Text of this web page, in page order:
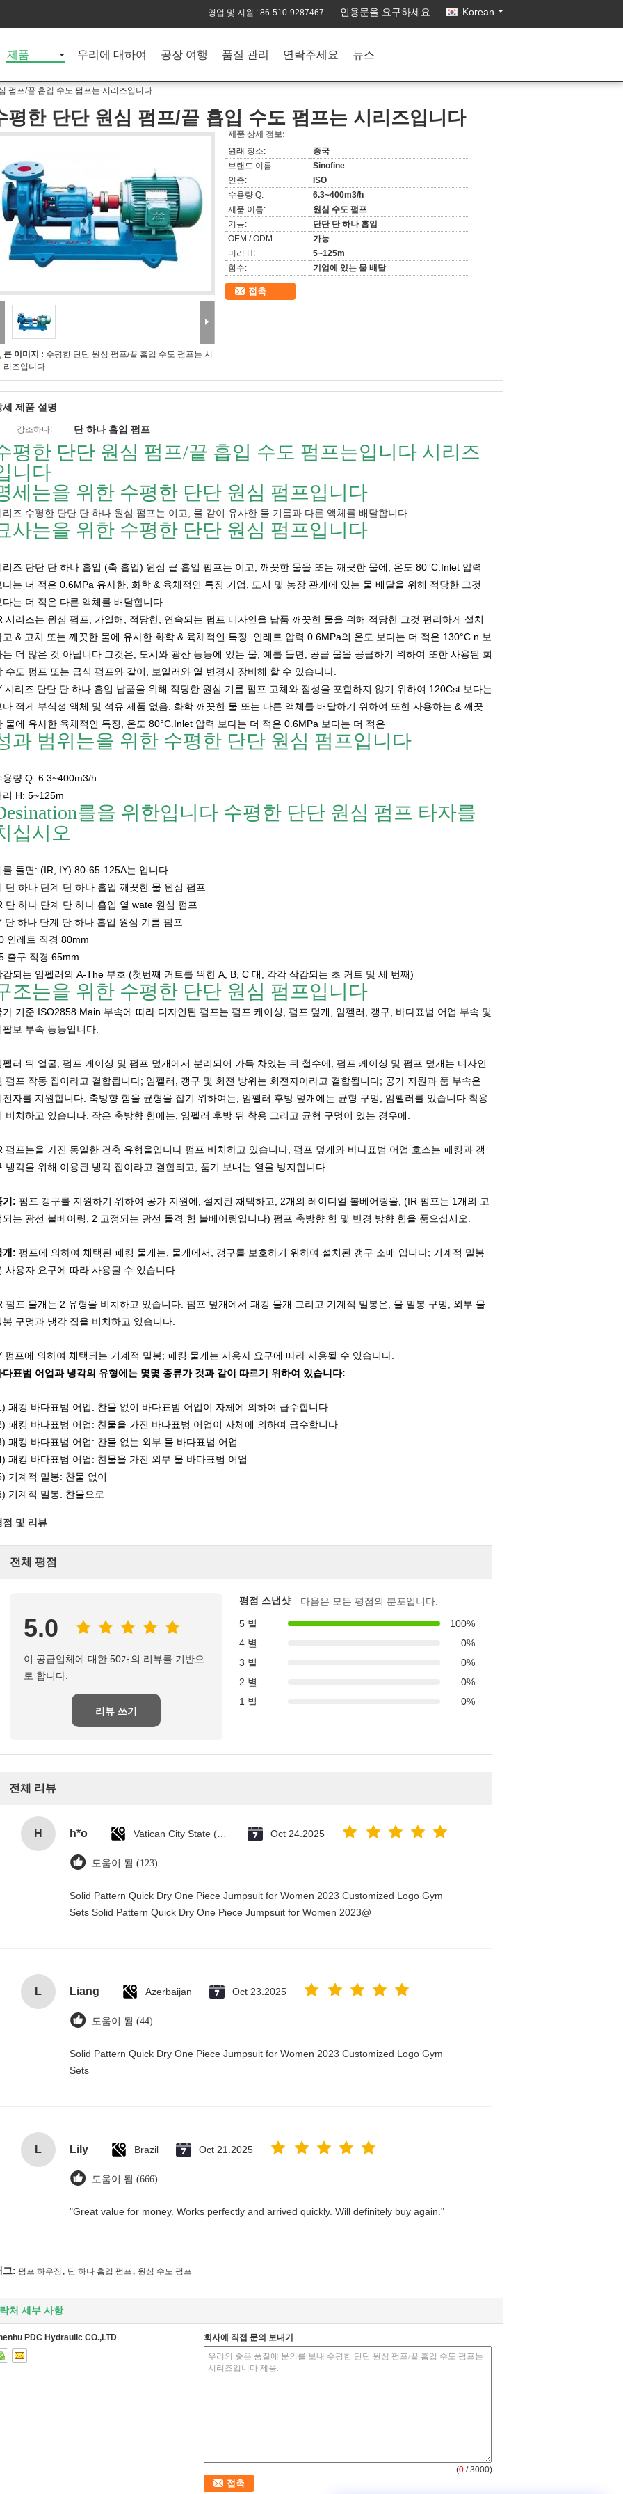
영업 및 지원 : 86-510-9287467 인용문을 요구하세요 Korean
제품 우리에 대하여 공장 여행 품질 관리 연락주세요 뉴스
펌프/끝 흡입 수도 펌프는 시리즈입니다
평한 단단 원심 펌프/끝 흡입 수도 펌프는 시리즈입니다
큰 이미지 : 수평한 단단 원심 펌프/끝 흡입 수도 펌프는 시
리즈입니다
제품 상세 정보:
원래 장소:
중국
브랜드 이름:
Sinofine
인증:
ISO
수용량 Q:
6.3~400m3/h
제품 이름:
원심 수도 펌프
기능:
단단 단 하나 흡입
OEM / ODM:
가능
머리 H:
5~125m
함수:
기업에 있는 물 배달
접촉
세 제품 설명
강조하다: 단 하나 흡입 펌프
평한 단단 원심 펌프/끝 흡입 수도 펌프는입니다 시리즈
니다
세는을 위한 수평한 단단 원심 펌프입니다
리즈 수평한 단단 단 하나 원심 펌프는 이고, 물 같이 유사한 물 기름과 다른 액체를 배달합니다.
사는을 위한 수평한 단단 원심 펌프입니다
리즈 단단 단 하나 흡입 (축 흡입) 원심 끝 흡입 펌프는 이고, 깨끗한 물을 또는 깨끗한 물에, 온도 80°C.Inlet 압력
다는 더 적은 0.6MPa 유사한, 화학 & 육체적인 특징 기업, 도시 및 농장 관개에 있는 물 배달을 위해 적당한 그것
다는 더 적은 다른 액체를 배달합니다.
시리즈는 원심 펌프, 가열해, 적당한, 연속되는 펌프 디자인을 납품 깨끗한 물을 위해 적당한 그것 편리하게 설치
고 & 고치 또는 깨끗한 물에 유사한 화학 & 육체적인 특징. 인레트 압력 0.6MPa의 온도 보다는 더 적은 130°C.n 보
는 더 많은 것 아닙니다 그것은, 도시와 광산 등등에 있는 물, 예를 들면, 공급 물을 공급하기 위하여 또한 사용된 회
수도 펌프 또는 급식 펌프와 같이, 보일러와 열 변경자 장비해 할 수 있습니다.
시리즈 단단 단 하나 흡입 납품을 위해 적당한 원심 기름 펌프 고체와 점성을 포함하지 않기 위하여 120Cst 보다는
다 적게 부식성 액체 및 석유 제품 없음. 화학 깨끗한 물 또는 다른 액체를 배달하기 위하여 또한 사용하는 & 깨끗
물에 유사한 육체적인 특징, 온도 80°C.Inlet 압력 보다는 더 적은 0.6MPa 보다는 더 적은
과 범위는을 위한 수평한 단단 원심 펌프입니다
용량 Q: 6.3~400m3/h
리 H: 5~125m
를을 위한입니다 수평한 단단 원심 펌프 타자를
십시오
를 들면: (IR, IY) 80-65-125A는 입니다
단 하나 단계 단 하나 흡입 깨끗한 물 원심 펌프
단 하나 단계 단 하나 흡입 열 wate 원심 펌프
단 하나 단계 단 하나 흡입 원심 기름 펌프
인레트 직경 80mm
출구 직경 65mm
감되는 임펠러의 A-The 부호 (첫번째 커트를 위한 A, B, C 대, 각각 삭감되는 초 커트 및 세 번째)
조는을 위한 수평한 단단 원심 펌프입니다
가 기준 ISO2858.Main 부속에 따라 디자인된 펌프는 펌프 케이싱, 펌프 덮개, 임펠러, 갱구, 바다표범 어업 부속 및
팔보 부속 등등입니다.
펠러 뒤 얼굴, 펌프 케이싱 및 펌프 덮개에서 분리되어 가득 차있는 뒤 철수에, 펌프 케이싱 및 펌프 덮개는 디자인
펌프 작동 집이라고 결합됩니다; 임펠러, 갱구 및 회전 방위는 회전자이라고 결합됩니다; 공가 지원과 품 부속은
전자를 지원합니다. 축방향 힘을 균형을 잡기 위하여는, 임펠러 후방 덮개에는 균형 구멍, 임펠러를 있습니다 착용
비치하고 있습니다. 작은 축방향 힘에는, 임펠러 후방 뒤 착용 그리고 균형 구멍이 있는 경우에.
펌프는을 가진 동일한 건축 유형을입니다 펌프 비치하고 있습니다, 펌프 덮개와 바다표범 어업 호스는 패킹과 갱
냉각을 위해 이용된 냉각 집이라고 결합되고, 품기 보내는 열을 방지합니다.
기: 펌프 갱구를 지원하기 위하여 공가 지원에, 설치된 채택하고, 2개의 레이디얼 볼베어링을, (IR 펌프는 1개의 고
되는 광선 볼베어링, 2 고정되는 광선 돌격 힘 볼베어링입니다) 펌프 축방향 힘 및 반경 방향 힘을 품으십시오.
개: 펌프에 의하여 채택된 패킹 물개는, 물개에서, 갱구를 보호하기 위하여 설치된 갱구 소매 입니다; 기계적 밀봉
사용자 요구에 따라 사용될 수 있습니다.
펌프 물개는 2 유형을 비치하고 있습니다: 펌프 덮개에서 패킹 물개 그리고 기계적 밀봉은, 물 밀봉 구멍, 외부 물
봉 구멍과 냉각 집을 비치하고 있습니다.
펌프에 의하여 채택되는 기계적 밀봉; 패킹 물개는 사용자 요구에 따라 사용될 수 있습니다.
다표범 어업과 냉각의 유형에는 몇몇 종류가 것과 같이 따르기 위하여 있습니다:
패킹 바다표범 어업: 찬물 없이 바다표범 어업이 자체에 의하여 급수합니다
패킹 바다표범 어업: 찬물을 가진 바다표범 어업이 자체에 의하여 급수합니다
패킹 바다표범 어업: 찬물 없는 외부 물 바다표범 어업
패킹 바다표범 어업: 찬물을 가진 외부 물 바다표범 어업
기계적 밀봉: 찬물 없이
기계적 밀봉: 찬물으로
점 및 리뷰
전체 평점
5.0
이 공급업체에 대한 50개의 리뷰를 기반으
로 합니다.
리뷰 쓰기
평점 스냅샷
다음은 모든 평점의 분포입니다.
5 별
100%
4 별
0%
3 별
0%
2 별
0%
1 별
0%
전체 리뷰
H h*o Oct 24.2025
도움이 됨 (123)
Solid Pattern Quick Dry One Piece Jumpsuit for Women 2023 Customized Logo Gym
Sets Solid Pattern Quick Dry One Piece Jumpsuit for Women 2023@
L Liang Azerbaijan Oct 23.2025
도움이 됨 (44)
Solid Pattern Quick Dry One Piece Jumpsuit for Women 2023 Customized Logo Gym
Sets
L Lily Brazil Oct 21.2025
도움이 됨 (666)
"Great value for money. Works perfectly and arrived quickly. Will definitely buy again."
그: 펌프 하우징, 단 하나 흡입 펌프, 원심 수도 펌프
처 세부 사항
PDC Hydraulic CO.,LTD 회사에 직접 문의 보내기
(0 / 3000)